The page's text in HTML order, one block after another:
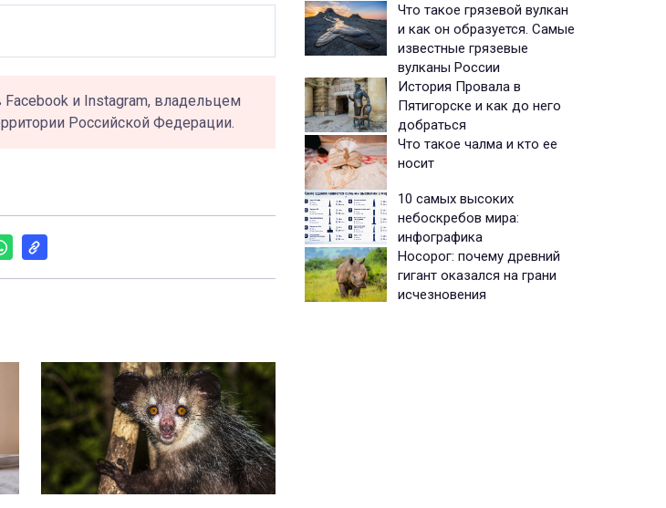
и Instagram, владельцем
Российской Федерации.
Что такое грязевой вулкан
и как он образуется. Самые
известные грязевые
вулканы России
История Провала в
Пятигорске и как до него
добраться
Что такое чалма и кто ее
носит
10 самых высоких
небоскребов мира:
инфографика
Носорог: почему древний
гигант оказался на грани
исчезновения